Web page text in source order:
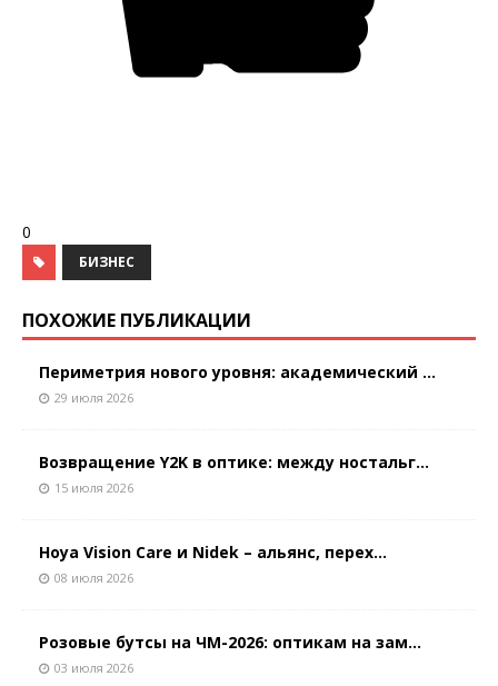
0
БИЗНЕС
ПОХОЖИЕ ПУБЛИКАЦИИ
Периметрия нового уровня: академический ...
29 июля 2026
Возвращение Y2K в оптике: между ностальг...
15 июля 2026
Hoya Vision Care и Nidek – альянс, перех...
08 июля 2026
Розовые бутсы на ЧМ-2026: оптикам на зам...
03 июля 2026